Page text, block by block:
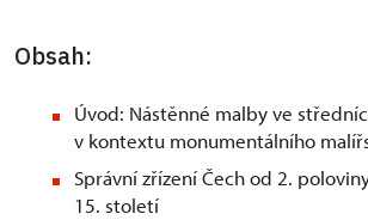
Obsah:
Úvod: Nástěnné malby ve
v kontextu monumentálního
Správní zřízení Čech od 2.
15. století